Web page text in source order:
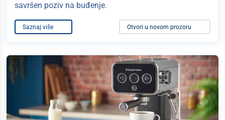
savršen poziv na buđenje.
Saznaj više Otvori u novom prozoru